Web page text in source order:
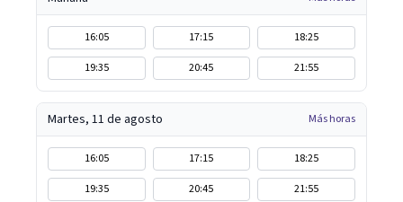
16:05 17:15
18:25
19:35
20:45 21:55
Martes, 11 de agosto Más horas
16:05 17:15
18:25
19:35
20:45 21:55